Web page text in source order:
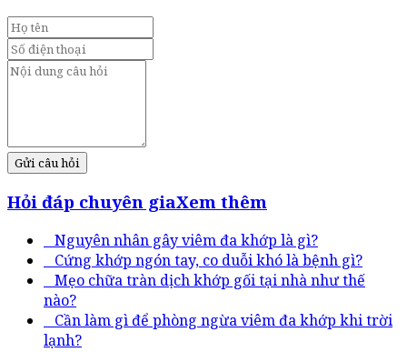
Gửi câu hỏi
Hỏi đáp chuyên giaXem thêm
Nguyên nhân gây viêm đa khớp là gì?
Cứng khớp ngón tay, co duỗi khó là bệnh gì?
Mẹo chữa tràn dịch khớp gối tại nhà như thế
nào?
Cần làm gì để phòng ngừa viêm đa khớp khi trời
lạnh?